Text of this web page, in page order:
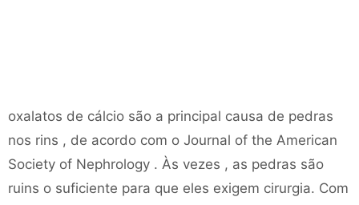
oxalatos de cálcio são a principal causa de pedras
nos rins , de acordo com o Journal of the American
Society of Nephrology . Às vezes , as pedras são
ruins o suficiente para que eles exigem cirurgia. Com